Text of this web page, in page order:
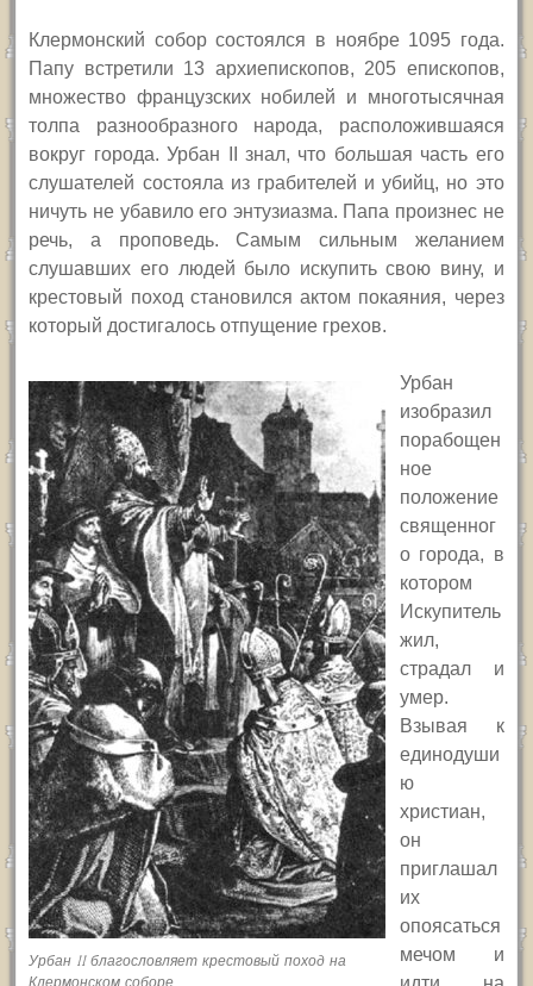
Клермонский собор состоялся в ноябре 1095 года.
Папу встретили 13 архиепископов, 205 епископов,
множество французских нобилей и многотысячная
толпа разнообразного народа, расположившаяся
вокруг города. Урбан
знал, что большая часть его
слушателей состояла из грабителей и убийц, но это
ничуть не убавило его энтузиазма. Папа произнес не
речь, а проповедь. Самым сильным желанием
слушавших его людей было искупить свою вину, и
крестовый поход становился актом покаяния, через
который достигалось отпущение грехов.
Урбан II благословляет крестовый поход на
Клермонском соборе
Урбан
изобразил
порабощен
ное
положение
священног
о города, в
котором
Искупитель
жил,
страдал и
умер.
Взывая к
единодуши
ю
христиан,
он
приглашал
их
опоясаться
мечом и